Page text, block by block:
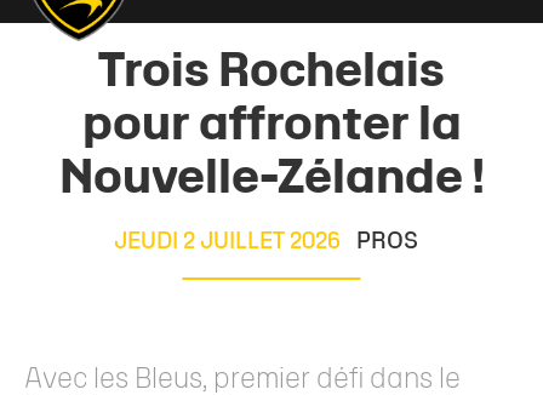
navigation
Trois Rochelais
pour affronter la
Nouvelle-Zélande !
JEUDI 2 JUILLET 2026 PROS
Avec les Bleus, premier défi dans le